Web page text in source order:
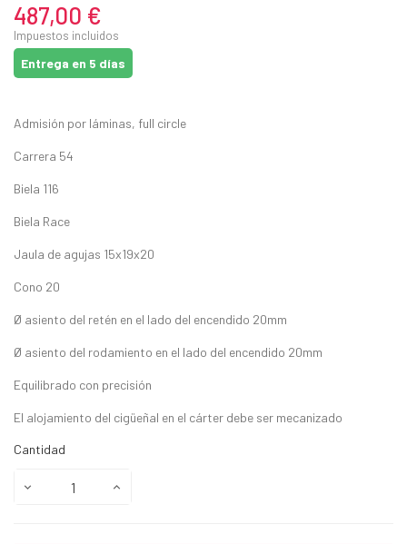
487,00 €
Impuestos incluidos
Entrega en 5 días
Admisión por láminas, full circle
Carrera 54
Biela 116
Biela Race
Jaula de agujas 15x19x20
Cono 20
Ø asiento del retén en el lado del encendido 20mm
Ø asiento del rodamiento en el lado del encendido 20mm
Equilibrado con precisión
El alojamiento del cigüeñal en el cárter debe ser mecanizado
Cantidad